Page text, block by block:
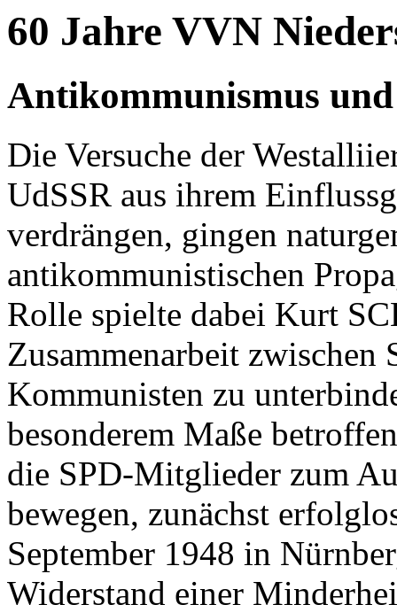
60 Jahre VVN
Antikommunismus
Die Versuche der
UdSSR aus ihrem
verdrängen, gingen
antikommunistischen
Rolle spielte dabei Kurt
Zusammenarbeit zwischen
Kommunisten zu
besonderem Maße
die SPD-Mitglieder zum
bewegen, zunächst
September 1948 in
Widerstand einer